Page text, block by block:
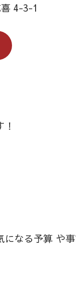
4-3-1
になる予算 や